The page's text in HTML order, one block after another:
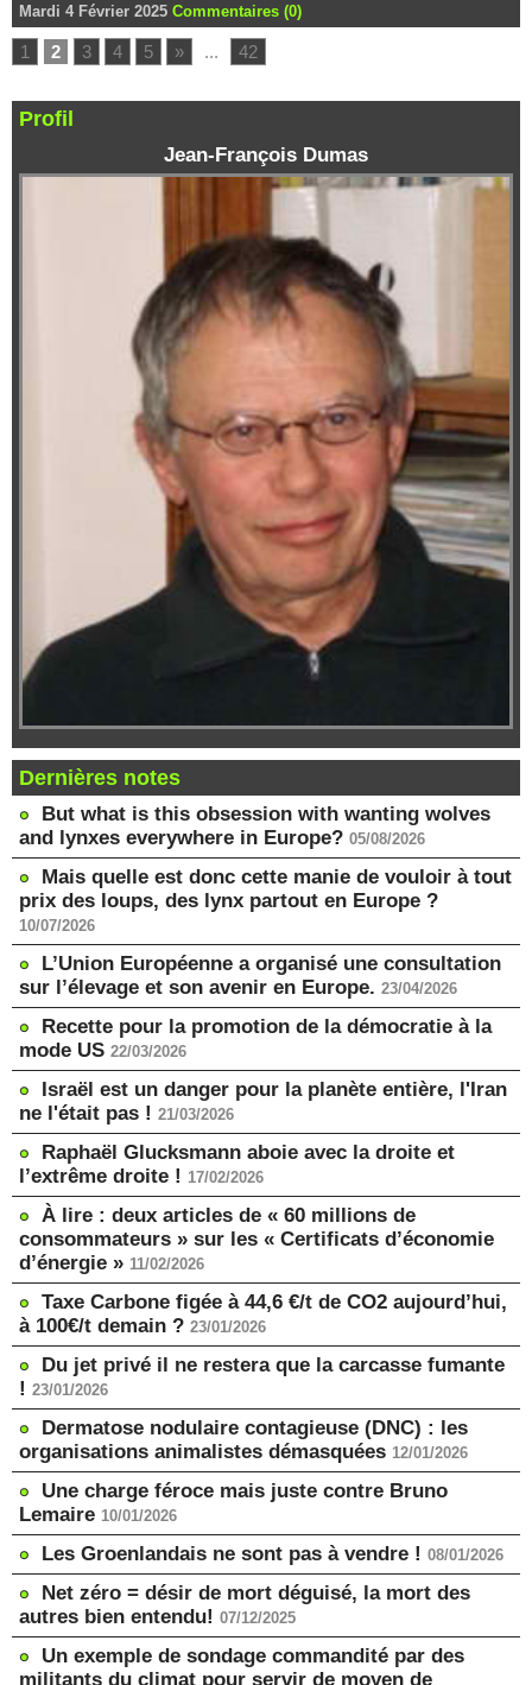
Mardi 4 Février 2025 Commentaires (0)
1 2 3 4 5 » ... 42
Profil
Jean-François Dumas
Dernières notes
But what is this obsession with wanting wolves
and lynxes everywhere in Europe? 05/08/2026
Mais quelle est donc cette manie de vouloir à tout
prix des loups, des lynx partout en Europe ?
10/07/2026
L’Union Européenne a organisé une consultation
sur l’élevage et son avenir en Europe. 23/04/2026
Recette pour la promotion de la démocratie à la
mode US 22/03/2026
Israël est un danger pour la planète entière, l'Iran
ne l'était pas ! 21/03/2026
Raphaël Glucksmann aboie avec la droite et
l’extrême droite ! 17/02/2026
À lire : deux articles de « 60 millions de
consommateurs » sur les « Certificats d’économie
d’énergie » 11/02/2026
Taxe Carbone figée à 44,6 €/t de CO2 aujourd’hui,
à 100€/t demain ? 23/01/2026
Du jet privé il ne restera que la carcasse fumante
! 23/01/2026
Dermatose nodulaire contagieuse (DNC) : les
organisations animalistes démasquées 12/01/2026
Une charge féroce mais juste contre Bruno
Lemaire 10/01/2026
Les Groenlandais ne sont pas à vendre ! 08/01/2026
Net zéro = désir de mort déguisé, la mort des
autres bien entendu! 07/12/2025
Un exemple de sondage commandité par des
militants du climat pour servir de moyen de